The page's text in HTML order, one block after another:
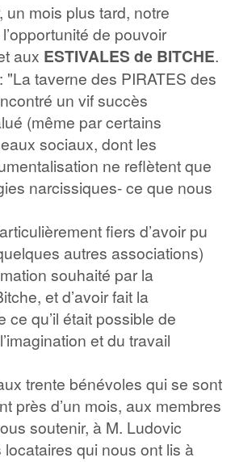
un mois plus tard, notre
de pouvoir
aux ESTIVALES de BITCHE.
"La taverne des PIRATES des
un vif succès
(même par certains
sociaux, dont les
ne reflètent que
narcissiques- ce que nous
fiers d’avoir pu
autres associations)
souhaité par la
et d’avoir fait la
ce qu’il était possible de
et du travail
trente bénévoles qui se sont
près d’un mois, aux membres
soutenir, à M. Ludovic
qui nous ont lis à